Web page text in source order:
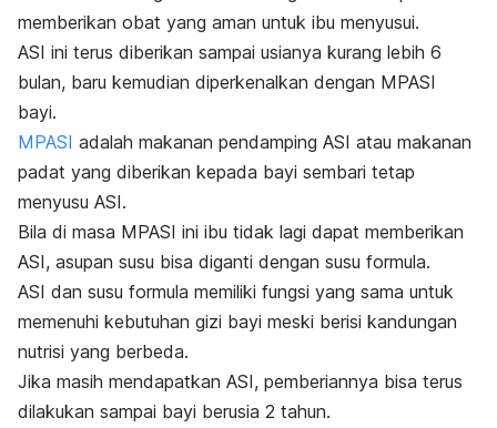
memberikan obat yang aman untuk ibu menyusui.
ASI ini terus diberikan sampai usianya kurang lebih 6
bulan, baru kemudian diperkenalkan dengan MPASI
bayi.
MPASI adalah makanan pendamping ASI atau makanan
padat yang diberikan kepada bayi sembari tetap
menyusu ASI.
Bila di masa MPASI ini ibu tidak lagi dapat memberikan
ASI, asupan susu bisa diganti dengan susu formula.
ASI dan susu formula memiliki fungsi yang sama untuk
memenuhi kebutuhan gizi bayi meski berisi kandungan
nutrisi yang berbeda.
Jika masih mendapatkan ASI, pemberiannya bisa terus
dilakukan sampai bayi berusia 2 tahun.